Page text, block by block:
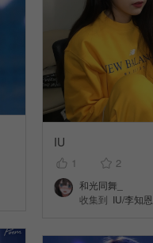
IU
1 2
和光同舞_
收集到 IU/李知恩